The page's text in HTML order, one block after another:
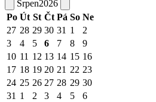
Srpen2026
Po Út St Čt Pá So Ne
27 28 29 30 31 1
2
3
4 5 6 7 8
9
10 11 12 13 14 15 16
17 18 19 20 21 22 23
24 25 26 27 28 29 30
31 1 2 3 4 5 6